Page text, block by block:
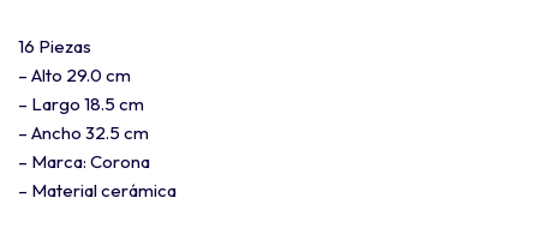
16 Piezas
– Alto 29.0 cm
– Largo 18.5 cm
– Ancho 32.5 cm
– Marca: Corona
– Material cerámica